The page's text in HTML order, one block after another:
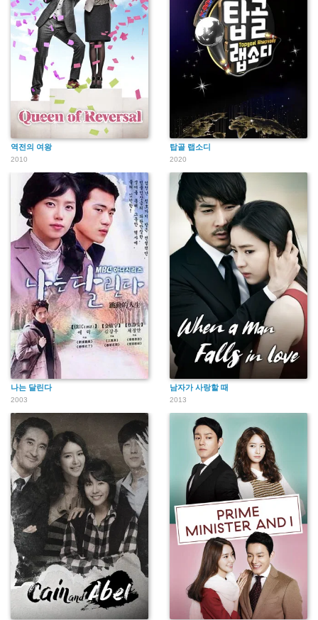
역전의 여왕
2010
탑골 랩소디
2020
나는 달린다
2003
남자가 사랑할 때
2013